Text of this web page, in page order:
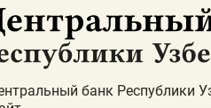
банк Республики